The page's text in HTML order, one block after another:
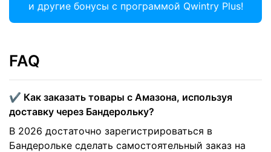
и другие бонусы с программой Qwintry Plus!
FAQ
✔️ Как заказать товары с Амазона, используя
доставку через Бандерольку?
В 2026 достаточно зарегистрироваться в
Бандерольке сделать самостоятельный заказ на